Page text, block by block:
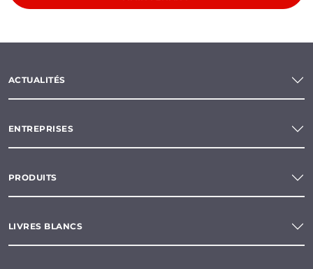
ACTUALITÉS
ENTREPRISES
PRODUITS
LIVRES BLANCS